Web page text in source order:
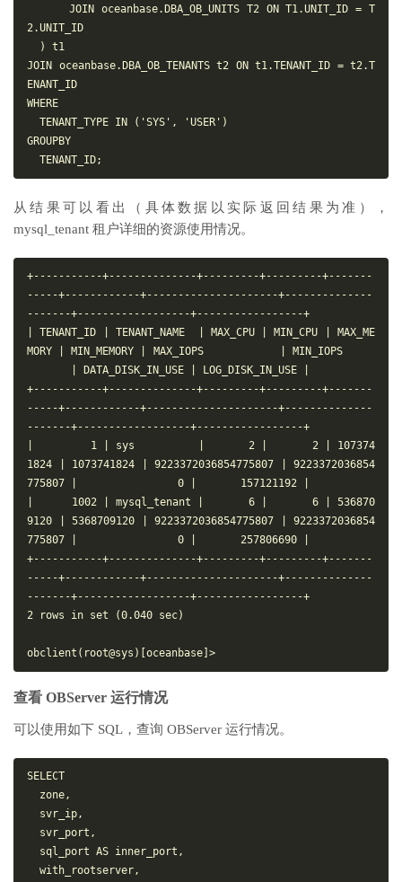
JOIN oceanbase.DBA_OB_UNITS T2 ON T1.UNIT_ID = T
2.UNIT_ID
) t1
JOIN oceanbase.DBA_OB_TENANTS t2 ON t1.TENANT_ID = t2.T
ENANT_ID
WHERE
TENANT_TYPE IN ('SYS', 'USER')
GROUPBY
从结果可以看出（具体数据以实际返回结果为准），
mysql_tenant 租户详细的资源使用情况。
+-----------+--------------+---------+---------+-------
-----+------------+---------------------+--------------
-------+------------------+-----------------+
| TENANT_ID | TENANT_NAME  | MAX_CPU | MIN_CPU | MAX_ME
MORY | MIN_MEMORY | MAX_IOPS            | MIN_IOPS
| DATA_DISK_IN_USE | LOG_DISK_IN_USE |
+-----------+--------------+---------+---------+-------
-----+------------+---------------------+--------------
-------+------------------+-----------------+
|         1 | sys          |       2 |       2 | 107374
1824 | 1073741824 | 9223372036854775807 | 9223372036854
775807 |                0 |       157121192 |
|      1002 | mysql_tenant |       6 |       6 | 536870
9120 | 5368709120 | 9223372036854775807 | 9223372036854
775807 |                0 |       257806690 |
+-----------+--------------+---------+---------+-------
-----+------------+---------------------+--------------
-------+------------------+-----------------+
2 rows in set (0.040 sec)
查看 OBServer 运行情况
可以使用如下 SQL，查询 OBServer 运行情况。
SELECT
zone,
svr_ip,
svr_port,
sql_port AS inner_port,
with_rootserver,